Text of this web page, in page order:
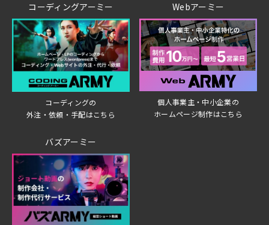
コーディングアーミー
コーディングの
外注・依頼・手配はこちら
Webアーミー
個人事業主・中小企業の
ホームページ制作はこちら
バズアーミー